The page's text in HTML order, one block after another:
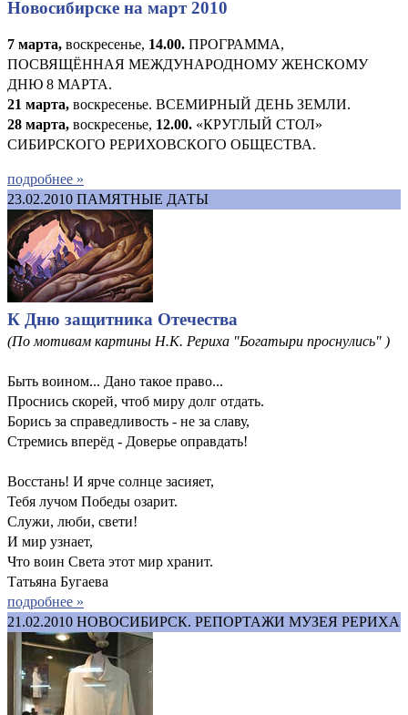
Новосибирске на март 2010
7 марта, воскресенье, 14.00. ПРОГРАММА,
ПОСВЯЩЁННАЯ МЕЖДУНАРОДНОМУ ЖЕНСКОМУ
ДНЮ 8 МАРТА.
21 марта, воскресенье. ВСЕМИРНЫЙ ДЕНЬ ЗЕМЛИ.
28 марта, воскресенье, 12.00. «КРУГЛЫЙ СТОЛ»
СИБИРСКОГО РЕРИХОВСКОГО ОБЩЕСТВА.
подробнее »
23.02.2010 ПАМЯТНЫЕ ДАТЫ
К Дню защитника Отечества
(По мотивам картины Н.К. Рериха "Богатыри проснулись" )
Быть воином... Дано такое право...
Проснись скорей, чтоб миру долг отдать.
Борись за справедливость - не за славу,
Стремись вперёд - Доверье оправдать!
Восстань! И ярче солнце засияет,
Тебя лучом Победы озарит.
Служи, люби, свети!
И мир узнает,
Что воин Света этот мир хранит.
Татьяна Бугаева
подробнее »
21.02.2010 НОВОСИБИРСК. РЕПОРТАЖИ МУЗЕЯ РЕРИХА